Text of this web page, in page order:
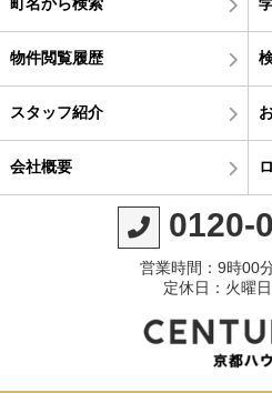
町名から検索
物件閲覧履歴
スタッフ紹介
会社概要
0120-
営業時間：9時00
定休日：火曜